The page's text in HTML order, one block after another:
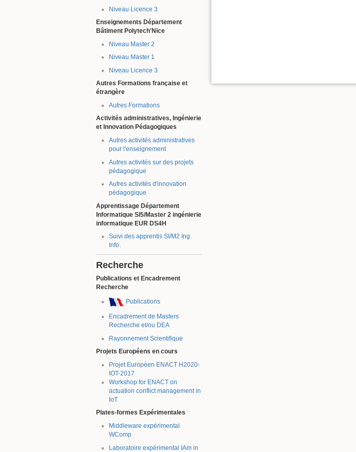
Niveau Licence 3
Enseignements Département
Bâtiment Polytech'Nice
Niveau Master 2
Niveau Master 1
Niveau Licence 3
Autres Formations française et
étrangère
Autres Formations
Activités administratives, Ingénierie
et Innovation Pédagogiques
Autres activités administratives
pour l'enseignement
Autres activités sur des projets
pédagogique
Autres activités d'innovation
pédagogique
Apprentissage Département
Informatique SI5/Master 2 ingénierie
informatique EUR DS4H
Suivi des apprentis SI/M2 Ing.
Info.
Recherche
Publications et Encadrement
Recherche
Publications
Encadrement de Masters
Recherche et/ou DEA
Rayonnement Scientifique
Projets Européens en cours
Projet Européen ENACT H2020-
IOT-2017
Workshop for ENACT on
actuation conflict management in
IoT
Plates-formes Expérimentales
Middleware expérimental
WComp
Laboratoire expérimental IAm in